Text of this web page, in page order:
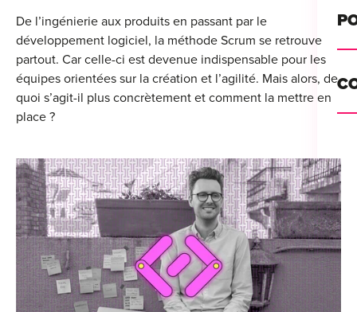
De l’ingénierie aux produits en passant par le
développement logiciel, la méthode Scrum se retrouve
partout. Car celle-ci est devenue indispensable pour les
équipes orientées sur la création et l’agilité. Mais alors, de
quoi s’agit-il plus concrètement et comment la mettre en
place ?